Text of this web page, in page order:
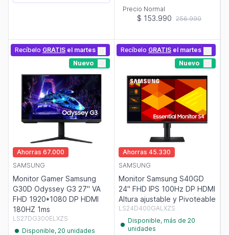
Precio Normal
$ 153.990 256.990
Recíbelo GRATIS el martes
Nuevo
Ahorras 67.000
SAMSUNG
Monitor Gamer Samsung
G30D Odyssey G3 27" VA
FHD 1920*1080 DP HDMI
180HZ 1ms
LS27DG300ELXZS
Disponible, 20 unidades
Recíbelo GRATIS el martes
Nuevo
Ahorras 45.330
SAMSUNG
Monitor Samsung S40GD
24" FHD IPS 100Hz DP HDMI
Altura ajustable y Pivoteable
LS24D400GALXZS
Disponible, más de 20
unidades